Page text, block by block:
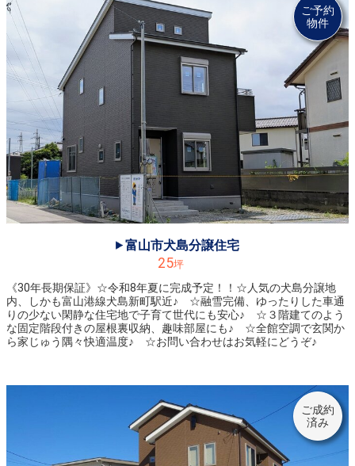
◆《高岡市戸出モデルハウス》4/1㊏内覧開始しました！見学ご予約お問合せはお気軽に♪
2023.03.14
◆滑川市中川原分譲住宅は、御成約になりました。ありがとうございました！
2023.03.12
◆3/18㊏～3/26㊐ 期間限定《富山市下大久保》にて完成見学会を開催します！
2023.02.13
◆滑川市中川原売地は、御成約になりました。ありがとうございました！
2023.02.04
◆呉羽町分譲住宅は、御成約になりました。ありがとうございました！
2022.12.05
◆《舟橋村国重》にて玄関から快適すぎる家‼ 分譲開始予定！ お問合せはお気軽に♪
2022.11.25
◆11/12㈯《富山市蓮町》玄関から快適すぎる家‼ いよいよオープン！ご来場お待ちしています。
ご予約
物件
富山市犬島分譲住宅
25坪
《30年長期保証》☆令和8年夏に完成予定！！☆人気の犬島分譲地
内、しかも富山港線犬島新町駅近♪ ☆融雪完備、ゆったりした車通
りの少ない閑静な住宅地で子育て世代にも安心♪ ☆３階建てのよう
な固定階段付きの屋根裏収納、趣味部屋にも♪ ☆全館空調で玄関か
ら家じゅう隅々快適温度♪ ☆お問い合わせはお気軽にどうぞ♪
ご成約
済み